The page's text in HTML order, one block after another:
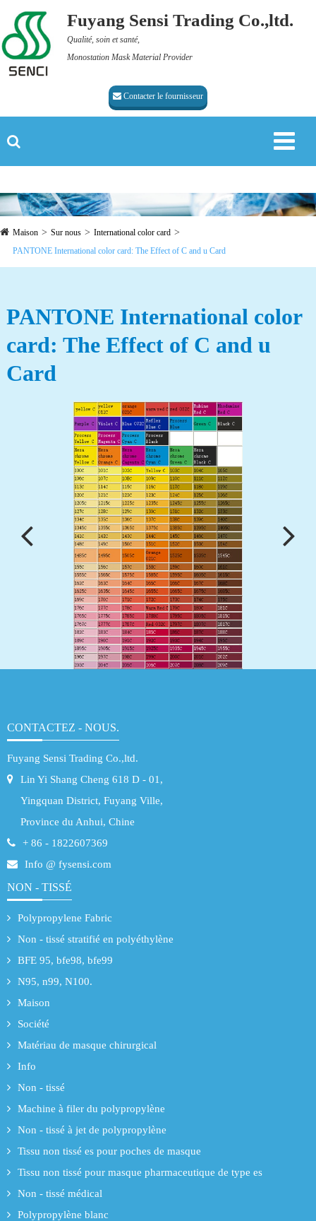
Fuyang Sensi Trading Co.,ltd.
Qualité, soin et santé,
Monostation Mask Material Provider
Contacter le fournisseur
Maison Sur nous
International color card
PANTONE International color card: The Effect of C and u Card
PANTONE International color
card: The Effect of C and u
Card
CONTACTEZ - NOUS.
Fuyang Sensi Trading Co.,ltd.
Lin Yi Shang Cheng 618 D - 01,
Yingquan District, Fuyang Ville,
Province du Anhui, Chine
+ 86 - 1822607369
Info @ fysensi.com
NON - TISSÉ
Polypropylene Fabric
Non - tissé stratifié en polyéthylène
BFE 95, bfe98, bfe99
N95, n99, N100.
Maison
Société
Matériau de masque chirurgical
Info
Non - tissé
Machine à filer du polypropylène
Non - tissé à jet de polypropylène
Tissu non tissé es pour poches de masque
Tissu non tissé pour masque pharmaceutique de type es
Non - tissé médical
Polypropylène blanc